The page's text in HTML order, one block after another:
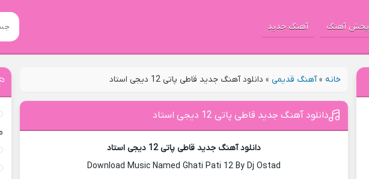
پخش آهنگ آهنگ جدید
خانه »آهنگ قدیمی » دانلود آهنگ جدید قاطی پاتی 12 دیجی استاد
دانلود آهنگ جدید قاطی پاتی 12 دیجی استاد
دانلود آهنگ جدید قاطی پاتی 12 دیجی استاد
Download Music Named Ghati Pati 12 By Dj Ostad